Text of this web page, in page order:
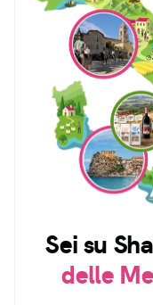
Sei su
delle